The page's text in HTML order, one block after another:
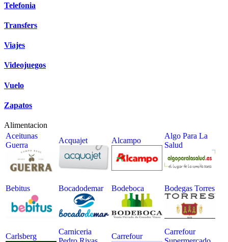
Telefonia
Transfers
Viajes
Videojuegos
Vuelo
Zapatos
Alimentacion
Aceitunas
Guerra
Acquajet Alcampo
Algo Para La
Salud
Bebitus Bocadodemar Bodeboca Bodegas Torres
Carlsberg
Carniceria
Carrefour
Carrefour